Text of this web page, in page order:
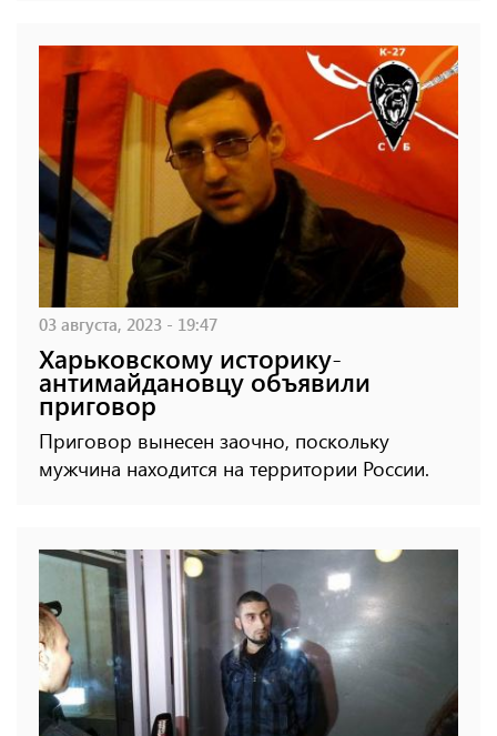
03 августа, 2023 - 19:47
Харьковскому историку-
антимайдановцу объявили
приговор
Приговор вынесен заочно, поскольку
мужчина находится на территории России.